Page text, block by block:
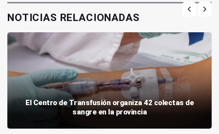
NOTICIAS RELACIONADAS
El Centro de Transfusión organiza 42 colectas de
sangre en la provincia